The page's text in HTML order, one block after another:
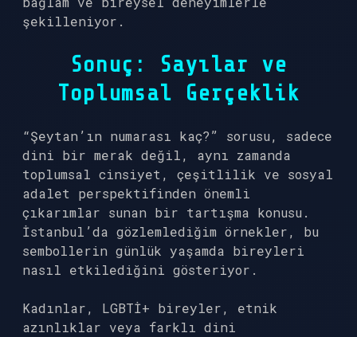
şekilleniyor.
Sonuç: Sayılar ve
Toplumsal Gerçeklik
“Şeytan’ın numarası kaç?” sorusu, sadece
dini bir merak değil, aynı zamanda
toplumsal cinsiyet, çeşitlilik ve sosyal
adalet perspektifinden önemli
çıkarımlar sunan bir tartışma konusu.
İstanbul’da gözlemlediğim örnekler, bu
sembollerin günlük yaşamda bireyleri
nasıl etkilediğini gösteriyor.
Kadınlar, LGBTİ+ bireyler, etnik
azınlıklar veya farklı dini